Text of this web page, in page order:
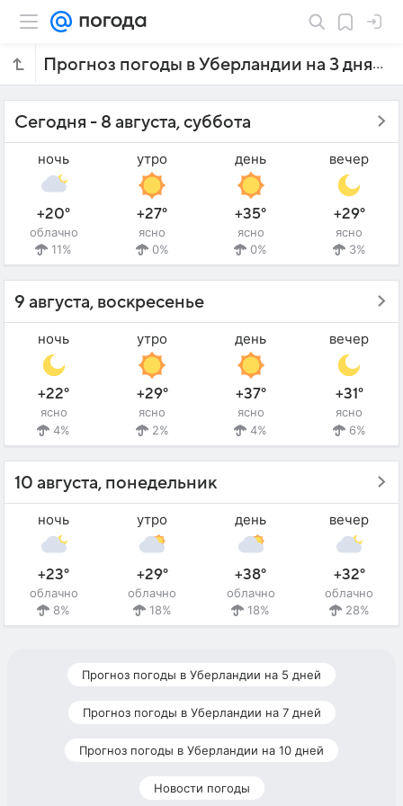
Прогноз погоды в Уберландии на 3 дня
Сегодня - 8 августа, суббота
ночь
+20°
облачно
11%
утро
+27°
ясно
0%
день
+35°
ясно
0%
вечер
+29°
ясно
3%
9 августа, воскресенье
ночь
+22°
ясно
4%
утро
+29°
ясно
2%
день
+37°
ясно
4%
вечер
+31°
ясно
6%
10 августа, понедельник
ночь
+23°
облачно
8%
утро
+29°
облачно
18%
день
+38°
облачно
18%
вечер
+32°
облачно
28%
Прогноз погоды в Уберландии на 5 дней
Прогноз погоды в Уберландии на 7 дней
Прогноз погоды в Уберландии на 10 дней
Новости погоды